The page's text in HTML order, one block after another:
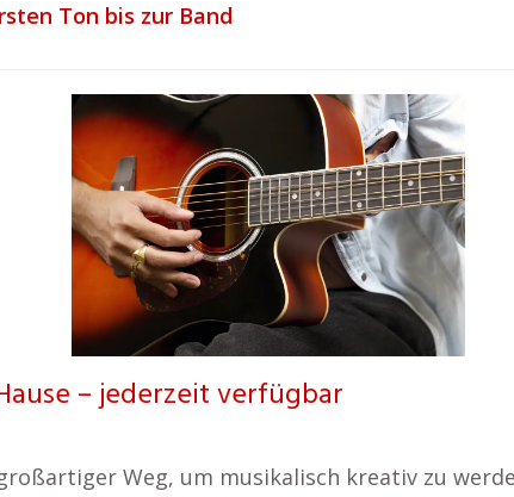
Ton bis zur Band
– jederzeit verfügbar
Weg, um musikalisch kreativ zu